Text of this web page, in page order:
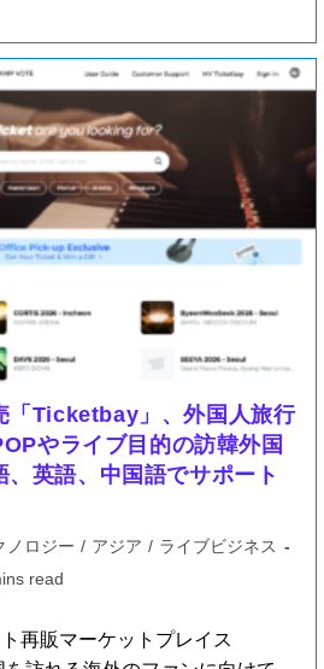
「Ticketbay」、外国人旅行
やライブ目的の訪韓外国
、英語、中国語でサポート
ノロジー / アジア / ライブビジネス
read
再販マーケットプレイス